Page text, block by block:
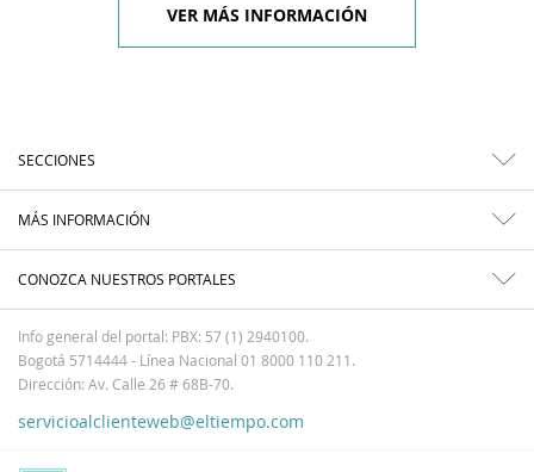
VER MÁS INFORMACIÓN
SECCIONES
MÁS INFORMACIÓN
CONOZCA NUESTROS PORTALES
Info general del portal: PBX: 57 (1) 2940100.
Bogotá 5714444 - Línea Nacional 01 8000 110 211.
Dirección: Av. Calle 26 # 68B-70.
servicioalclienteweb@eltiempo.com